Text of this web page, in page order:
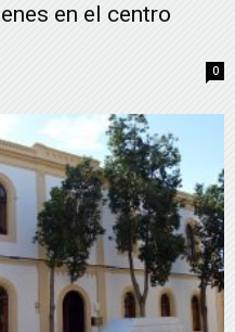
en el centro
0